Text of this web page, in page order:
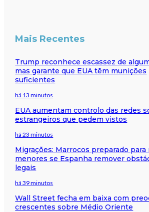
Mais Recentes
Trump reconhece escassez de
mas garante que EUA têm munições
suficientes
há 13 minutos
EUA aumentam controlo das redes
estrangeiros que pedem vistos
há 23 minutos
Migrações: Marrocos preparado
menores se Espanha remover
legais
há 39 minutos
Wall Street fecha em baixa com
crescentes sobre Médio Oriente